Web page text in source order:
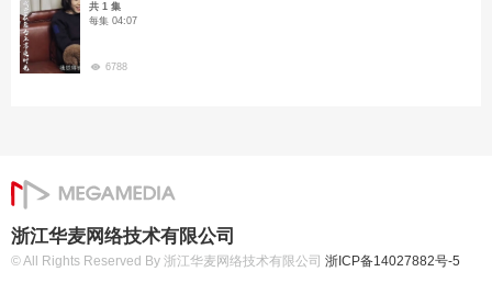
共 1 集
每集 04:07
6788
浙江华麦网络技术有限公司
© All Rights Reserved By 浙江华麦网络技术有限公司 浙ICP备14027882号-5